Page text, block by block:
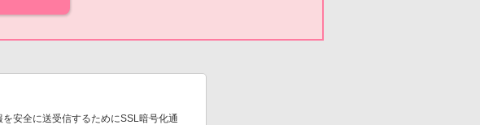
安全に送受信するためにSSL暗号化通